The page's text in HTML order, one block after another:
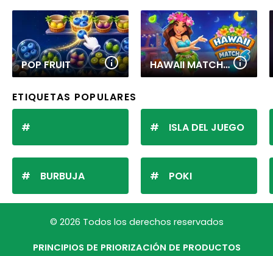
POP FRUIT HAWAII MATCH 6
ETIQUETAS POPULARES
BURBUJA
ISLA DEL JUEGO
POKI
© 2026 Todos los derechos reservados
PRINCIPIOS DE PRIORIZACIÓN DE PRODUCTOS